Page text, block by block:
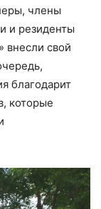
члены
и резиденты
внесли свой
благодарит
которые